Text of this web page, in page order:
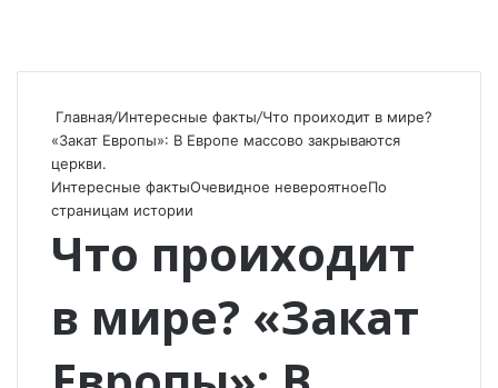
Главная/Интересные факты/Что проиходит в мире?
«Закат Европы»: В Европе массово закрываются
церкви.
Интересные фактыОчевидное невероятноеПо
страницам истории
Что проиходит
в мире? «Закат